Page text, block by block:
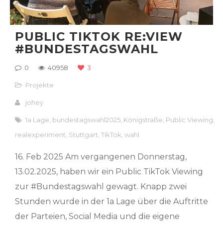
PUBLIC TIKTOK RE:VIEW
#BUNDESTAGSWAHL
0 40958 3
Projekte
johey
1a Lage bundestagswahl2025 Königstraße Public Viewing
realexperiment Stuttgart ,TikTok ,wahl
16. Feb 2025 Am vergangenen Donnerstag,
13.02.2025, haben wir ein Public TikTok Viewing
zur #Bundestagswahl gewagt. Knapp zwei
Stunden wurde in der 1a Lage über die Auftritte
der Parteien, Social Media und die eigene